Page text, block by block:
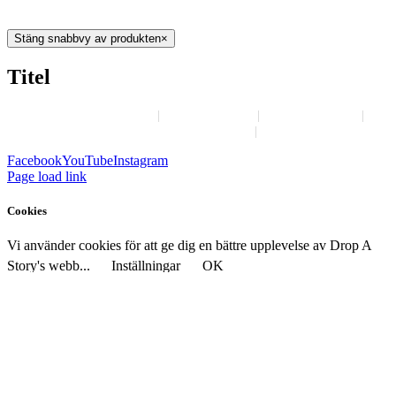
Stäng snabbvy av produkten×
Titel
FacebookYouTubeInstagram
Page load link
Cookies
Vi använder cookies för att ge dig en bättre upplevelse av Drop A
Story's webb...
Inställningar OK